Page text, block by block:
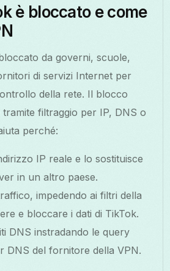
è bloccato e come
da governi, scuole,
di servizi Internet per
della rete. Il blocco
filtraggio per IP, DNS o
perché:
IP reale e lo sostituisce
in un altro paese.
impedendo ai filtri della
e bloccare i dati di TikTok.
DNS instradando le query
DNS del fornitore della VPN.